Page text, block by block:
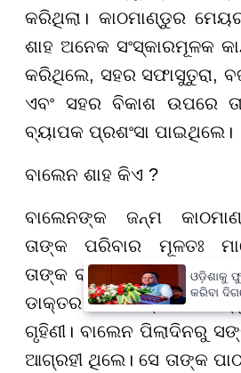
କରିଥିଲା। କାଠମାଣ୍ଡୁର
ଶାହ ଅନେକ ସଂସ୍କାରମୂଳକ
କରିଥିଲେ, ସହର ସଫାସୁତୁରା,
ଏବଂ ସହର ବିକାଶ ଉପରେ
ବ୍ୟାପକ ପ୍ରଶଂସା ପାଇଥିଲେ।
ବାଲେନ ଶାହ କିଏ ?
ବାଲେନଙ୍କ ଜନ୍ମ
ତାଙ୍କ ପରିବାର ମୂଳତଃ
ତାଙ୍କ ବାପା ରାମ ନାରାୟଣ
ଡାକ୍ତର ଏବଂ ତାଙ୍କ ମାଆ
ଗୃହିଣୀ। ବାଲେନ ପିଲାଦିନରୁ
ଆଗ୍ରହୀ ଥିଲେ। ସେ ତାଙ୍କ
ଓଡ଼ିଶାକୁ
କରିବା